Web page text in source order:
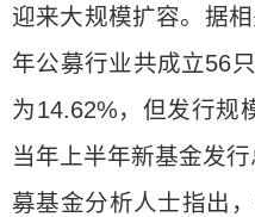
迎来大规模扩容。据
年公募行业共成立56
为14.62%，但发行规
当年上半年新基金发
募基金分析人士指出